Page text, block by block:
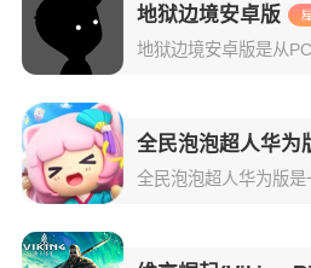
地狱边境安卓版
全民泡泡超人华为